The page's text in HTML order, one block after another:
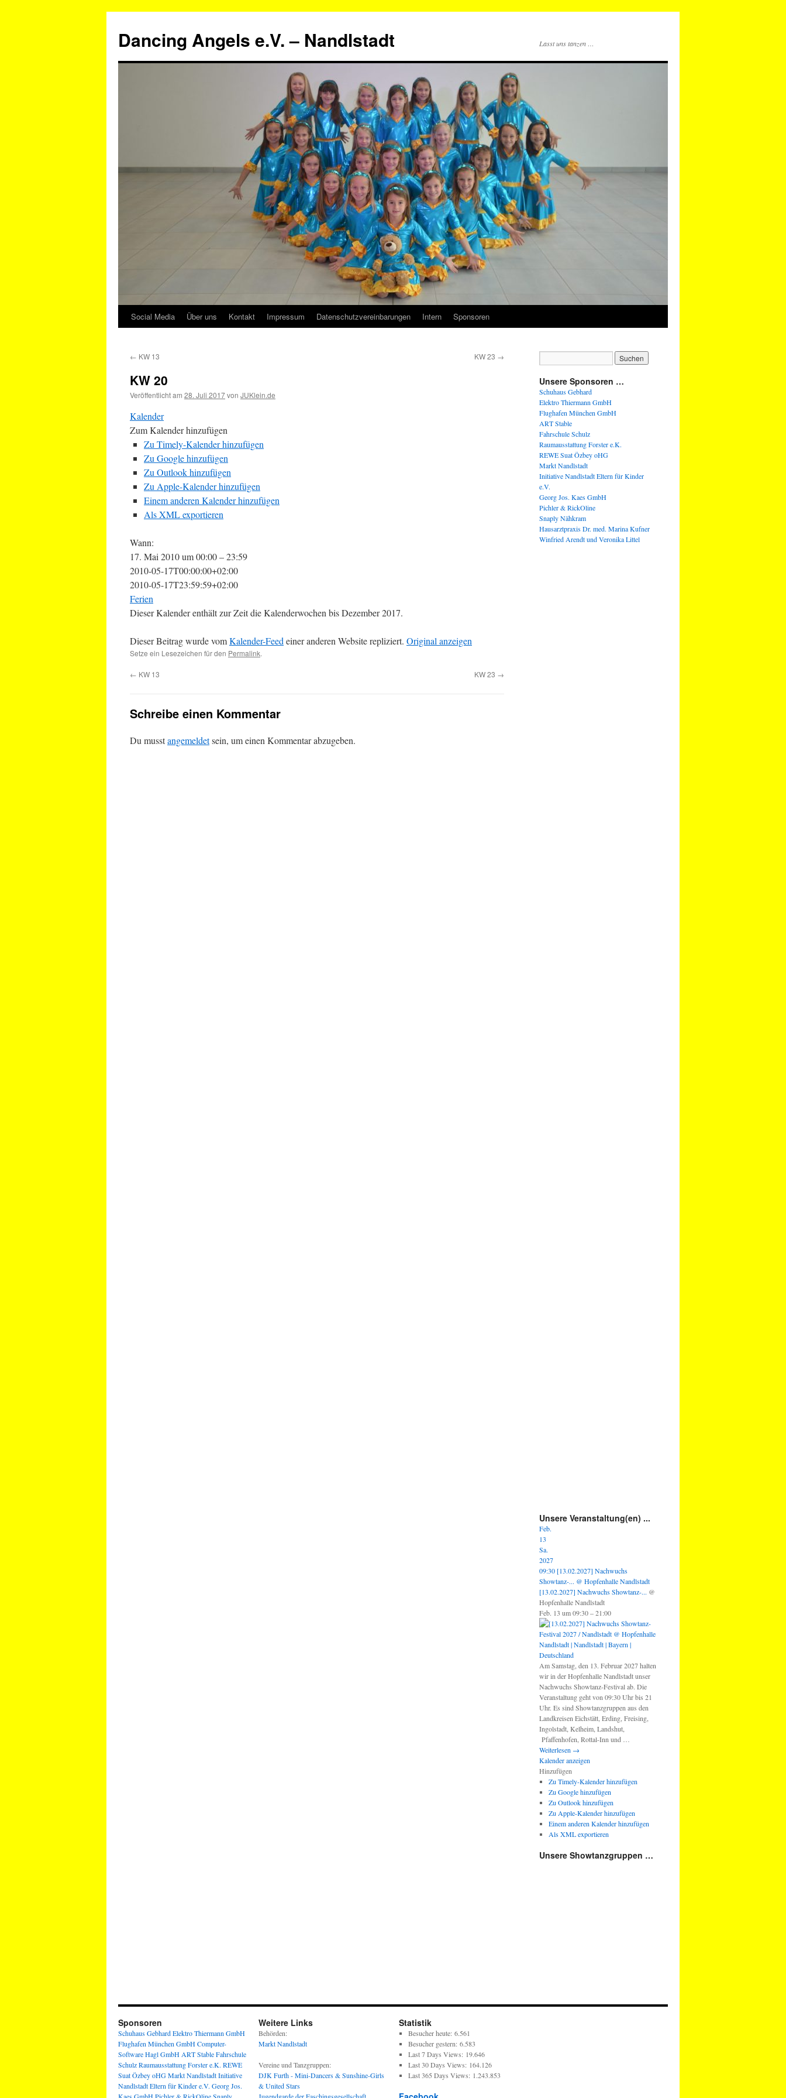
springen
Dancing Angels e.V. – Nandlstadt Lasst uns tanzen …
Social Media Über uns Kontakt Impressum Datenschutzvereinbarungen Intern Sponsoren
← KW 13 KW 23 →
KW 20
Veröffentlicht am 28. Juli 2017von JUKlein.de
Kalender
Zum Kalender hinzufügen
Zu Timely-Kalender hinzufügen
Zu Google hinzufügen
Zu Outlook hinzufügen
Zu Apple-Kalender hinzufügen
Einem anderen Kalender hinzufügen
Als XML exportieren
Wann:
17. Mai 2010 um 00:00 – 23:59
2010-05-17T00:00:00+02:00
2010-05-17T23:59:59+02:00
Ferien
Dieser Kalender enthält zur Zeit die Kalenderwochen bis Dezember 2017.
Dieser Beitrag wurde vomKalender-Feed einer anderen Website repliziert. Original anzeigen
Setze ein Lesezeichen für den Permalink.
← KW 13 KW 23 →
Schreibe einen Kommentar
Du musstangemeldetsein, um einen Kommentar abzugeben.
Unsere Sponsoren …
Schuhaus Gebhard
Elektro Thiermann GmbH
Flughafen München GmbH
ART Stable
Fahrschule Schulz
Raumausstattung Forster e.K.
REWE Suat Özbey oHG
Markt Nandlstadt
Initiative Nandlstadt Eltern für Kinder
e.V.
Georg Jos. Kaes GmbH
Pichler & RickOline
Snaply Nähkram
Hausarztpraxis Dr. med. Marina Kufner
Winfried Arendt und Veronika Littel
Unsere Veranstaltung(en) ...
Feb.
13
Sa.
2027
09:30 [13.02.2027] Nachwuchs
Showtanz-... @ Hopfenhalle Nandlstadt
[13.02.2027] Nachwuchs Showtanz-... @
Hopfenhalle Nandlstadt
Feb. 13 um 09:30 – 21:00
Am Samstag, den 13. Februar 2027 halten
wir in der Hopfenhalle Nandlstadt unser
Nachwuchs Showtanz-Festival ab. Die
Veranstaltung geht von 09:30 Uhr bis 21
Uhr. Es sind Showtanzgruppen aus den
Landkreisen Eichstätt, Erding, Freising,
Ingolstadt, Kelheim, Landshut,
Pfaffenhofen, Rottal-Inn und …
Weiterlesen →
Kalender anzeigen
Hinzufügen
Zu Timely-Kalender hinzufügen
Zu Google hinzufügen
Zu Outlook hinzufügen
Zu Apple-Kalender hinzufügen
Einem anderen Kalender hinzufügen
Als XML exportieren
Unsere Showtanzgruppen …
Sponsoren
Schuhaus GebhardElektro Thiermann GmbH
Flughafen München GmbHComputer-
Software Hagl GmbH ART StableFahrschule
SchulzRaumausstattung Forster e.K. REWE
Suat Özbey oHGMarkt NandlstadtInitiative
Nandlstadt Eltern für Kinder e.V. Georg Jos.
Weitere Links
Behörden:
Markt Nandlstadt
Vereine und Tanzgruppen:
DJK Furth - Mini-Dancers & Sunshine-Girls
& United Stars
Statistik
Besucher heute: 6.561
Besucher gestern: 6.583
Last 7 Days Views: 19.646
Last 30 Days Views: 164.126
Last 365 Days Views: 1.243.853